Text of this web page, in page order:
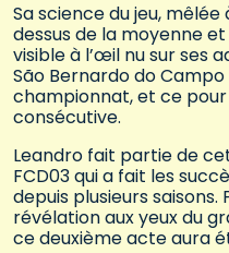
Sa science du jeu,
dessus de la moyenne
visible à l’œil nu sur ses
São Bernardo do
championnat, et ce pour
consécutive.
Leandro fait partie de
FCD03 qui a fait les
depuis plusieurs saisons.
révélation aux yeux du
ce deuxième acte aura